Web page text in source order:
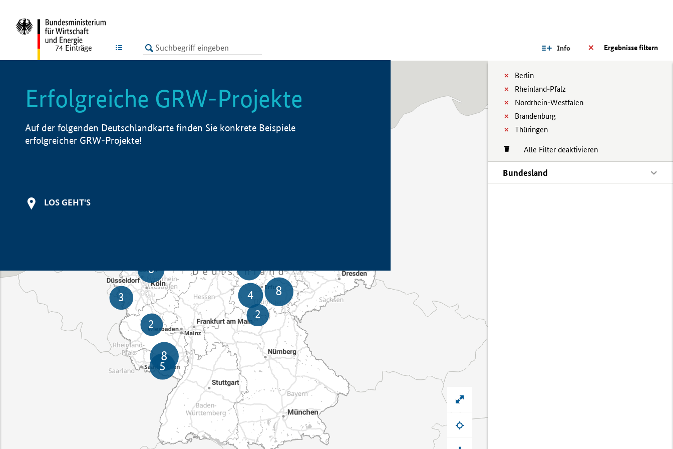
LISTE Ergebnisse filtern
Info
Berlin
Rheinland-Pfalz
Nordrhein-Westfalen
Brandenburg
Thüringen
Alle Filter deaktivieren
Bundesland
74 Einträge
Erfolgreiche GRW-Projekte
Auf der folgenden Deutschlandkarte finden Sie konkrete Beispiele
erfolgreicher GRW-Projekte!
LOS GEHT'S